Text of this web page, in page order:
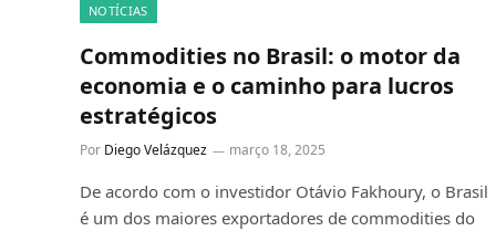
NOTÍCIAS
Commodities no Brasil: o motor da
economia e o caminho para lucros
estratégicos
Por Diego Velázquez março 18, 2025
De acordo com o investidor Otávio Fakhoury, o Brasil
é um dos maiores exportadores de commodities do